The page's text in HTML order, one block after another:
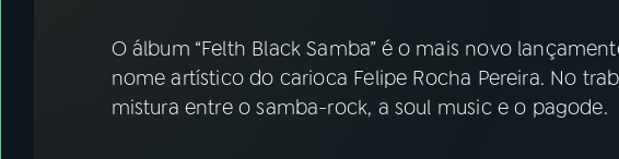
FESTIVAL DE MÚSICA
O álbum “Felth Black Samba” é o mais novo
nome artístico do carioca Felipe Rocha Pereira. No
mistura entre o samba-rock, a soul music e o pagode.